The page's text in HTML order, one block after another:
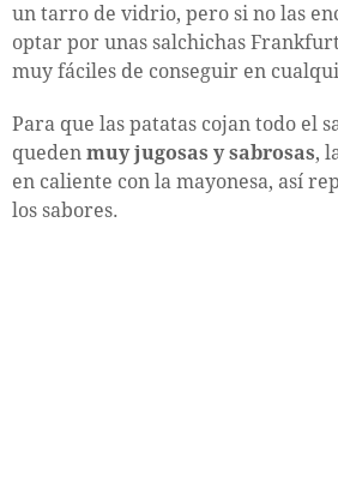
un tarro de vidrio, pero si no las
optar por unas salchichas
muy fáciles de conseguir en
Para que las patatas cojan todo el
queden muy jugosas y sabrosas,
en caliente con la mayonesa, así
los sabores.